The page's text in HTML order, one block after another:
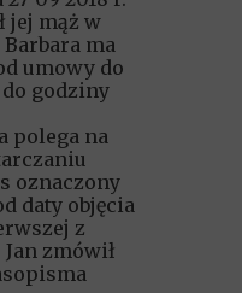
jej mąż w
Barbara ma
umowy do
do godziny
polega na
oznaczony
daty objęcia
z
Jan zmówił